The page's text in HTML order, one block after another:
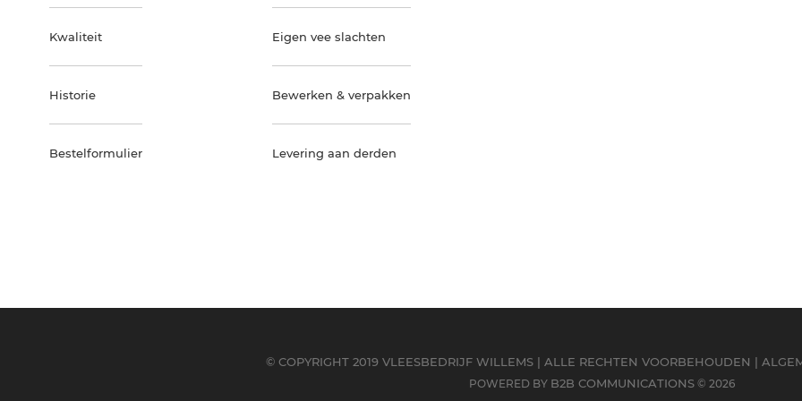
Kwaliteit
Historie
Bestelformulier
Eigen vee slachten
Bewerken & verpakken
Levering aan derden
© COPYRIGHT 2019 VLEESBEDRIJF WILLEMS | ALLE RECHTEN VOORBEHOUDEN |
POWERED BY B2B COMMUNICATIONS© 2026